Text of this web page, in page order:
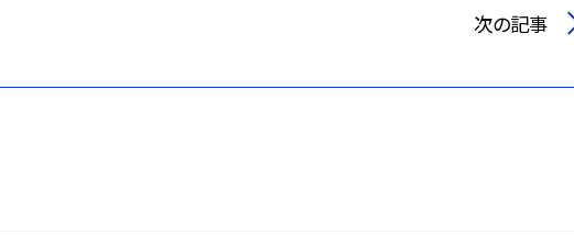
次の記事